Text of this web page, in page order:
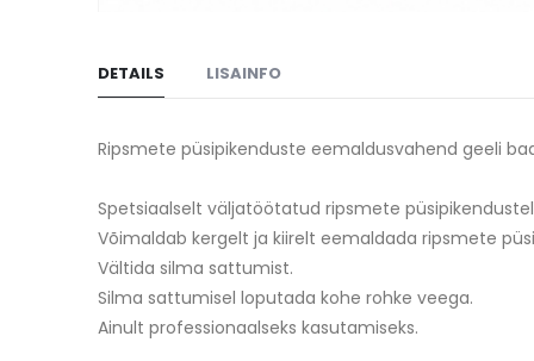
the
of
images
gallery
DETAILS
Ripsmete püsipikenduste eemaldusvahend geeli
Spetsiaalselt väljatöötatud ripsmete
Võimaldab kergelt ja kiirelt eemaldada ripsmete
Vältida silma sattumist.
Silma sattumisel loputada kohe rohke veega.
Ainult professionaalseks kasutamiseks.
LISAINFO